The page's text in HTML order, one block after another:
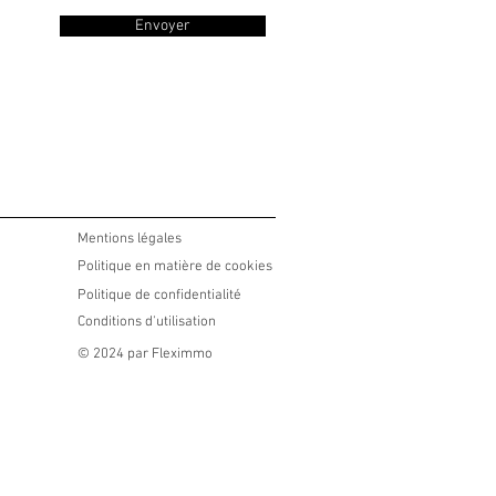
Envoyer
Mentions légales
Politique en matière de cookies
Politique de confidentialité
Conditions d'utilisation
© 2024 par Fleximmo